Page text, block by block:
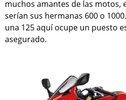
muchos amantes de las motos,
serían sus hermanas 600 o
una 125 aquí ocupe un puesto
asegurado.